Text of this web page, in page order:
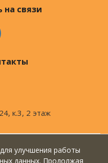
на связи
к.3, 2 этаж
интерьера
улучшения работы
данных. Продолжая